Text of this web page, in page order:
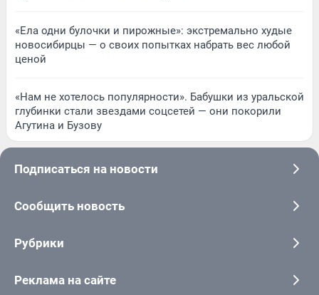
«Ела одни булочки и пирожные»: экстремально худые
новосибирцы — о своих попытках набрать вес любой
ценой
«Нам не хотелось популярности». Бабушки из уральской
глубинки стали звездами соцсетей — они покорили
Агутина и Бузову
Подписаться на новости
Сообщить новость
Рубрики
Реклама на сайте